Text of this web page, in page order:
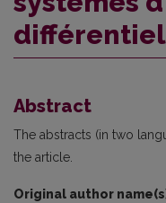
Abstract
The abstracts (in two
the article.
Original author